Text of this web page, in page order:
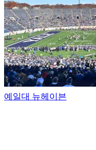
예일대 뉴헤이븐